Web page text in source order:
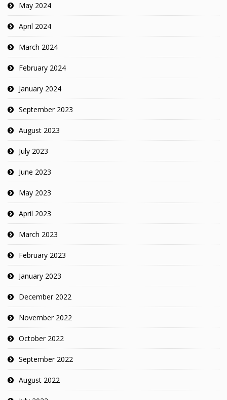
May 2024
April 2024
March 2024
February 2024
January 2024
September 2023
August 2023
July 2023
June 2023
May 2023
April 2023
March 2023
February 2023
January 2023
December 2022
November 2022
October 2022
September 2022
August 2022